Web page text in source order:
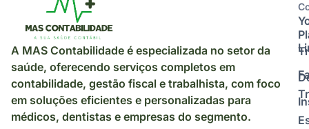
A MAS Contabilidade é especializada no setor da
saúde, oferecendo serviços completos em
contabilidade, gestão fiscal e trabalhista, com foco
em soluções eficientes e personalizadas para
médicos, dentistas e empresas do segmento.